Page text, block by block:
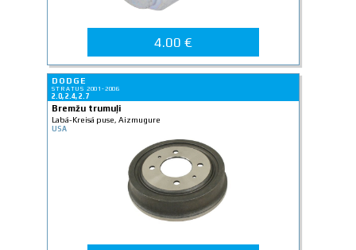
4.00 €
DODGE
STRATUS 2001-2006
2.0, 2.4, 2.7
Bremžu trumuļi
Labā-Kreisā puse, Aizmugure
USA